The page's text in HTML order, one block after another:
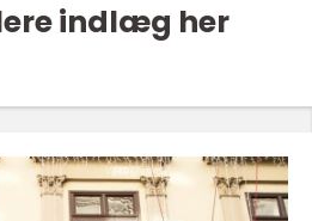
indlæg her